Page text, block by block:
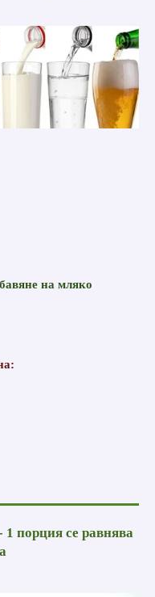
на мляко
порция се равнява